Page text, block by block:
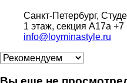
Санкт-Петербург,
1 этаж, секция А17а +7
info@loyminastyle.ru